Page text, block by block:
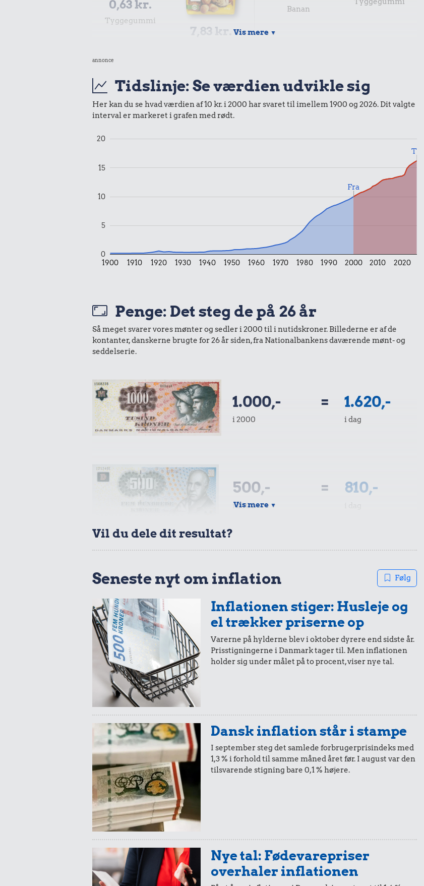
0,63 kr.
Tyggegummi
7,83 kr.
8,46 kr.
Samlet pris i 2000
Banan
7,88 kr.
Samlet pris i 2026
Oldmoney. Priser i datidskroner er på baggrund af forbrugerprisindekset fra Danmarks Statistik.
Vis mere ▼
annonce
Tidslinje: Se værdien udvikle sig
Her kan du se hvad værdien af 10 kr. i 2000 har svaret til imellem 1900 og 2026. Dit valgte
interval er markeret i grafen med rødt.
1900 1910 1920 1930 1940 1950 1960 1970 1980 1990 2000 2010 2020
0
5
10
15
20
Fra
Til
Penge: Det steg de på 26 år
Så meget svarer vores mønter og sedler i 2000 til i nutidskroner. Billederne er af de
kontanter, danskerne brugte for 26 år siden, fra Nationalbankens daværende mønt- og
seddelserie.
1.000,-
i 2000
= 1.620,-
i dag
500,-
i 2000
= 810,-
200,- 324,-
100,- = 162,-
50,-
i 2000
= 81,-
i dag
i 2000 i dag
Vis mere ▼
Vil du dele dit resultat?
Seneste nyt om inflation Følg
Inflationen stiger: Husleje og
el trækker priserne op
Varerne på hylderne blev i oktober dyrere end sidste år.
Prisstigningerne i Danmark tager til. Men inflationen
holder sig under målet på to procent, viser nye tal.
Dansk inflation står i stampe
I september steg det samlede forbrugerprisindeks med
1,3 % i forhold til samme måned året før. I august var den
tilsvarende stigning bare 0,1 % højere.
Nye tal: Fødevarepriser
overhaler inflationen